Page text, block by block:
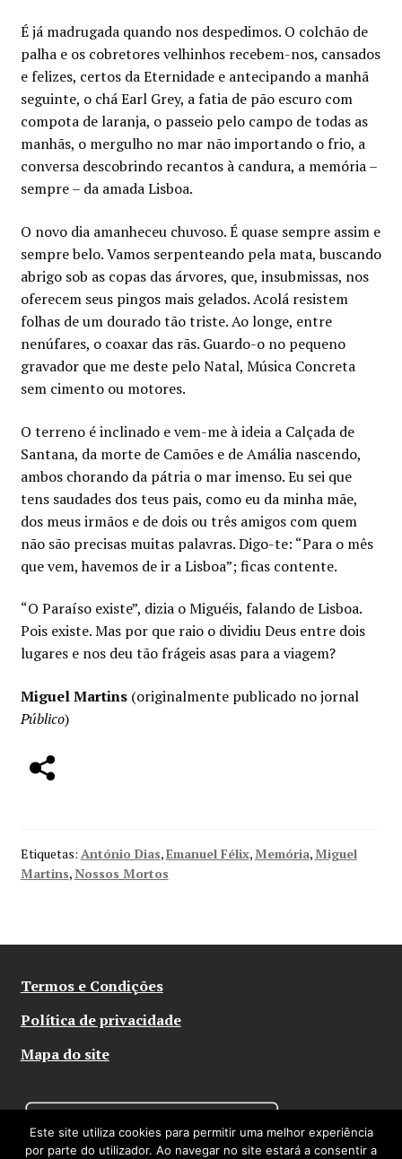
É já madrugada quando nos despedimos. O colchão de
palha e os cobretores velhinhos recebem-nos, cansados
e felizes, certos da Eternidade e antecipando a manhã
seguinte, o chá Earl Grey, a fatia de pão escuro com
compota de laranja, o passeio pelo campo de todas as
manhãs, o mergulho no mar não importando o frio, a
conversa descobrindo recantos à candura, a memória –
sempre – da amada Lisboa.
O novo dia amanheceu chuvoso. É quase sempre assim e
sempre belo. Vamos serpenteando pela mata, buscando
abrigo sob as copas das árvores, que, insubmissas, nos
oferecem seus pingos mais gelados. Acolá resistem
folhas de um dourado tão triste. Ao longe, entre
nenúfares, o coaxar das rãs. Guardo-o no pequeno
gravador que me deste pelo Natal, Música Concreta
sem cimento ou motores.
O terreno é inclinado e vem-me à ideia a Calçada de
Santana, da morte de Camões e de Amália nascendo,
ambos chorando da pátria o mar imenso. Eu sei que
tens saudades dos teus pais, como eu da minha mãe,
dos meus irmãos e de dois ou três amigos com quem
não são precisas muitas palavras. Digo-te: “Para o mês
que vem, havemos de ir a Lisboa”; ficas contente.
“O Paraíso existe”, dizia o Miguéis, falando de Lisboa.
Pois existe. Mas por que raio o dividiu Deus entre dois
lugares e nos deu tão frágeis asas para a viagem?
Miguel Martins(originalmente publicado no jornal
Público)
Etiquetas: António Dias,Emanuel Félix,Memória,Miguel
Martins,Nossos Mortos
Termos e Condições
Política de privacidade
Mapa do site
Este site utiliza cookies para permitir uma melhor experiência
por parte do utilizador. Ao navegar no site estará a consentir a